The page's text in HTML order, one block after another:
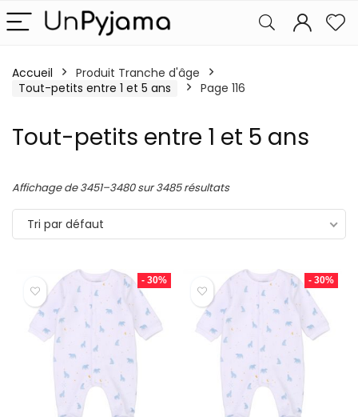
Accueil
Produit Tranche d'âge
Tout-petits entre 1 et 5 ans
Page 116
Tout-petits entre 1 et 5 ans
Affichage de 3451–3480 sur 3485 résultats
Tri par défaut
- 30% - 30%